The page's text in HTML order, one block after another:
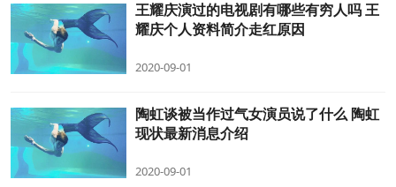
王耀庆演过的电视剧有哪些有穷人吗 王
耀庆个人资料简介走红原因
2020-09-01
陶虹谈被当作过气女演员说了什么 陶虹
现状最新消息介绍
2020-09-01